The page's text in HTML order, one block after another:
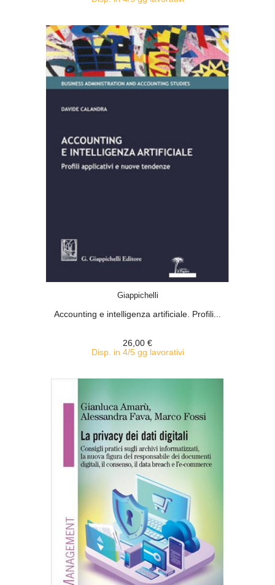
Giappichelli
Accounting e intelligenza artificiale. Profili...
26,00 €
Disp. in 4/5 gg lavorativi